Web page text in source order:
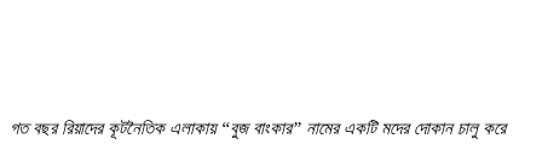
গত বছর রিয়াদের কূটনৈতিক এলাকায় “বুজ বাংকার” নামের একটি মদের দোকান চালু করে